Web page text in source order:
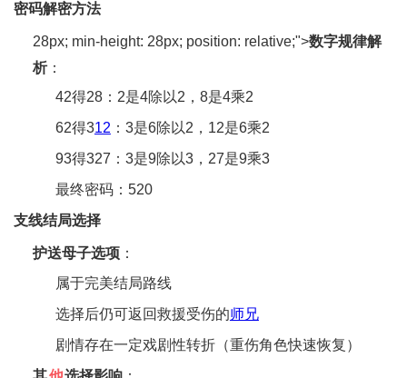
密码解密方法
28px; min-height: 28px; position: relative;">‌数字规律解
析‌：
42得28：2是4除以2，8是4乘2
62得312 ：3是6除以2，12是6乘2
93得327：3是9除以3，27是9乘3
最终密码：520
支线结局选择
护送母子选项‌：
属于完美结局路线
选择后仍可返回救援受伤的师兄
剧情存在一定戏剧性转折（重伤角色快速恢复）